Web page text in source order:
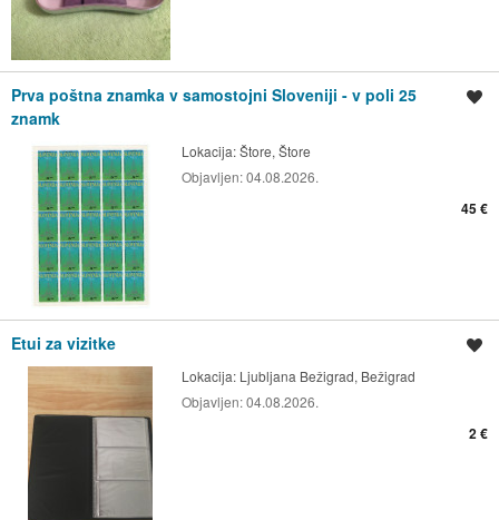
Prva poštna znamka v samostojni Sloveniji - v poli 25
znamk
Lokacija:Štore, Štore
Objavljen:04.08.2026.
45 €
Etui za vizitke
Lokacija: Ljubljana Bežigrad, Bežigrad
Objavljen:04.08.2026.
2 €